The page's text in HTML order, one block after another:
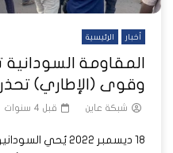
أخبار الرئيسية
المقاومة
وقوى (الإطاري) تحذر
شبكة عاين قبل 4 سنوات
18 ديسمبر 2022 يُحي